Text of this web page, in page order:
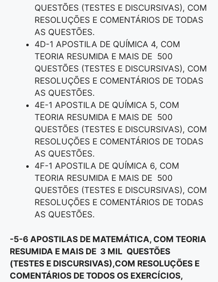
QUESTÕES (TESTES E DISCURSIVAS), COM
RESOLUÇÕES E COMENTÁRIOS DE TODAS
AS QUESTÕES.
4D-1 APOSTILA DE QUÍMICA 4, COM
TEORIA RESUMIDA E MAIS DE 500
QUESTÕES (TESTES E DISCURSIVAS), COM
RESOLUÇÕES E COMENTÁRIOS DE TODAS
AS QUESTÕES.
4E-1 APOSTILA DE QUÍMICA 5, COM
TEORIA RESUMIDA E MAIS DE 500
QUESTÕES (TESTES E DISCURSIVAS), COM
RESOLUÇÕES E COMENTÁRIOS DE TODAS
AS QUESTÕES.
4F-1 APOSTILA DE QUÍMICA 6, COM
TEORIA RESUMIDA E MAIS DE 500
QUESTÕES (TESTES E DISCURSIVAS), COM
RESOLUÇÕES E COMENTÁRIOS DE TODAS
AS QUESTÕES.
-5-6 APOSTILAS DE MATEMÁTICA, COM TEORIA
RESUMIDA E MAIS DE 3 MIL QUESTÕES
(TESTES E DISCURSIVAS),COM RESOLUÇÕES E
COMENTÁRIOS DE TODOS OS EXERCÍCIOS,